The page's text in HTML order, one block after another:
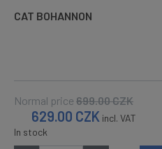
CAT BOHANNON
Normal price 699.00CZK
629.00 CZK incl. VAT
In stock